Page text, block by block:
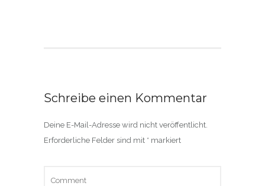
Schreibe einen Kommentar
Deine E-Mail-Adresse wird nicht veröffentlicht.
Erforderliche Felder sind mit * markiert